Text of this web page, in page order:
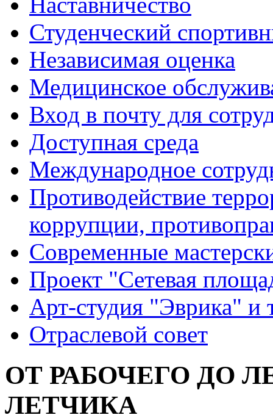
Студенческий
Независимая оценка
Медицинское
Вход в почту для
Доступная среда
Международное
Противодействие
коррупции,
Современные
Проект "Сетевая
Арт-студия "Эврика" и
Отраслевой совет
ОТ РАБОЧЕГО ДО
ЛЕТЧИКА